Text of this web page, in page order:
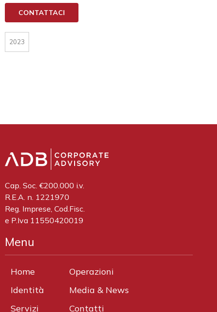
CONTATTACI
2023
Cap. Soc. €200.000 i.v.
R.E.A. n. 1221970
Reg. Imprese, Cod.Fisc.
e P.Iva 11550420019
Menu
Home
Identità
Servizi
Operazioni
Media & News
Contatti